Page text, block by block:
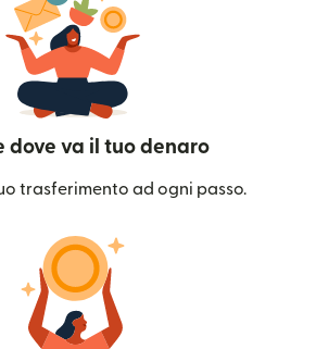
dove va il tuo denaro
trasferimento ad ogni passo.